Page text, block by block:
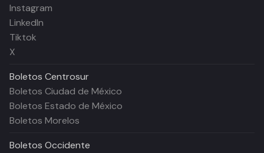
Instagram
LinkedIn
Tiktok
X
Boletos Centrosur
Boletos Ciudad de México
Boletos Estado de México
Boletos Morelos
Boletos Occidente